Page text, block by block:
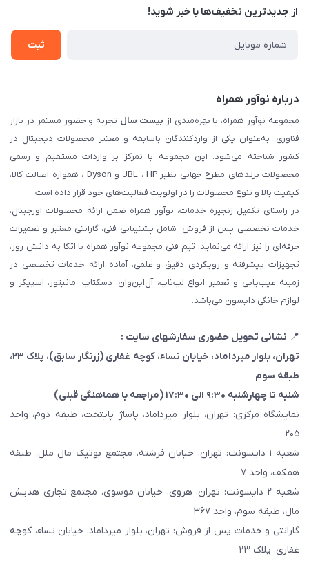
تماس با ما
شرایط گارانتی
ثبت شکایت
از جدید‌ترین تخفیف‌ها با‌ خبر شوید!
ثبت
درباره نوآور همراه
مجموعه نوآور همراه، با بهره‌مندی از بیست سال تجربه و حضور مستمر در بازار
فناوری، به‌عنوان یکی از واردکنندگان باسابقه و معتبر محصولات دیجیتال در
کشور شناخته می‌شود. این مجموعه با تمرکز بر واردات مستقیم و رسمی
محصولات برندهای مطرح جهانی نظیر JBL ، HP و Dyson ، همواره اصالت کالا،
کیفیت بالا و تنوع محصولات را در اولویت فعالیت‌های خود قرار داده است.
در راستای تکمیل زنجیره خدمات، نوآور همراه ضمن ارائه محصولات اورجینال،
خدمات تخصصی پس از فروش، شامل پشتیبانی فنی، گارانتی معتبر و تعمیرات
حرفه‌ای را نیز ارائه می‌نماید. تیم فنی مجموعه نوآور همراه با اتکا به دانش روز،
تجهیزات پیشرفته و رویکردی دقیق و علمی، آماده ارائه خدمات تخصصی در
زمینه عیب‌یابی و تعمیر انواع لپ‌تاپ، آل‌این‌وان، دسکتاپ، مانیتور، اسپیکر و
لوازم خانگی دایسون می‌باشد.
📍 نشانی تحویل حضوری سفارشهای سایت :
تهران، بلوار میرداماد، خیابان نساء، کوچه غفاری (زرنگار سابق)
، پلاک ۲۳،
طبقه سوم
شنبه تا چهارشنبه ۹:۳۰ الی ۱۷:۳۰ (مراجعه با هماهنگی قبلی)
نمایشگاه مرکزی: تهران، بلوار میرداماد، پاساژ پایتخت، طبقه دوم، واحد
۲۰۵
شعبه ۱ دایسونت: تهران، خیابان فرشته، مجتمع بوتیک مال ملل، طبقه
همکف، واحد ۷
شعبه ۲ دایسونت: تهران، هروی، خیابان موسوی، مجتمع تجاری هدیش
مال، طبقه سوم، واحد ۳۶۷
گارانتی و خدمات پس از فروش: تهران، بلوار میرداماد، خیابان نساء، کوچه
غفاری، پلاک ۲۳